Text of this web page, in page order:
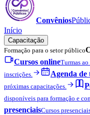
Convênios
Início
Capacitação
Formação para o setor público
Cursos onlineTurmas
inscrições.
Agenda de
próximas capacitações.
disponíveis para formação e
presenciaisCursos